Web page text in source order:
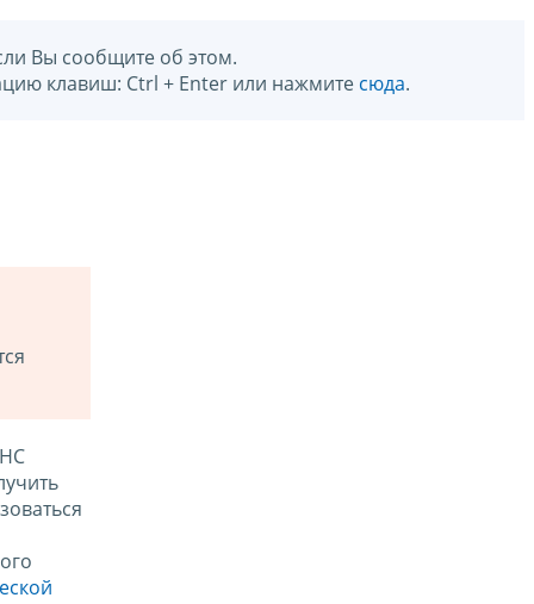
Вы сообщите об этом.
клавиш: Ctrl + Enter или нажмите сюда.